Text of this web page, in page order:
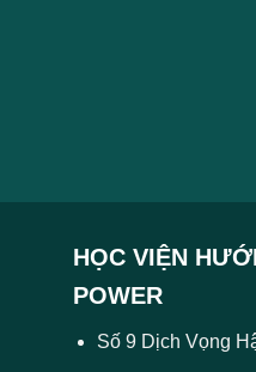
HỌC VIỆN
POWER
Số 9 Dịch Vọng